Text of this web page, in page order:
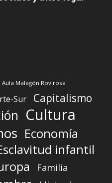
Aula Malagón Rovirosa
Sur Capitalismo
Cultura
Economía
infantil
Familia